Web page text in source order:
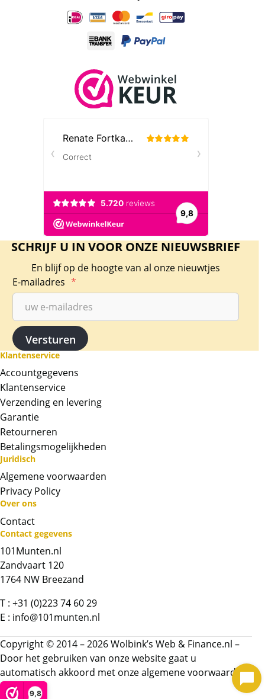
9,8
Chat met ons
Whatsapp ons!
Bel ons
Contactformulier
Naam *
SCHRIJF U IN VOOR ONZE NIEUWSBRIEF
En blijf op de hoogte van al onze nieuwtjes
E-mailadres *
Klantenservice
Accountgegevens
Klantenservice
Verzending en levering
Garantie
Retourneren
Betalingsmogelijkheden
Juridisch
Algemene voorwaarden
Privacy Policy
Over ons
Contact
Contact gegevens
101Munten.nl
Zandvaart 120
1764 NW Breezand
T : +31 (0)223 74 60 29
E : info@101munten.nl
Copyright © 2014 – 2026 Wolbink’s Web & Finance.nl –
Door het gebruiken van onze website gaat u
automatisch akkoord met onzealgemene voorwaarden.